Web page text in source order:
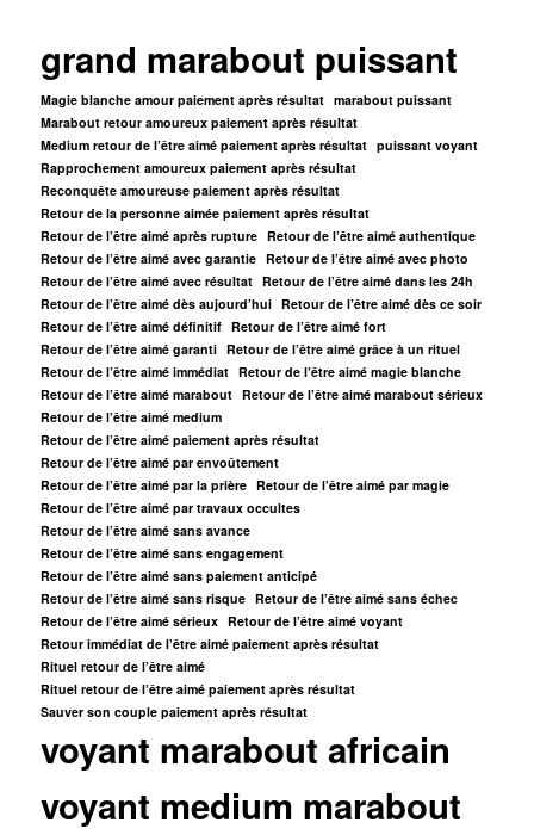
grand marabout puissant
Magie blanche amour paiement après résultat marabout puissant
Marabout retour amoureux paiement après résultat
Medium retour de l’être aimé paiement après résultat puissant voyant
Rapprochement amoureux paiement après résultat
Reconquête amoureuse paiement après résultat
Retour de la personne aimée paiement après résultat
Retour de l’être aimé après rupture Retour de l’être aimé authentique
Retour de l’être aimé avec garantie Retour de l’être aimé avec photo
Retour de l’être aimé avec résultat Retour de l’être aimé dans les 24h
Retour de l’être aimé dès aujourd’hui Retour de l’être aimé dès ce soir
Retour de l’être aimé définitif Retour de l’être aimé fort
Retour de l’être aimé garanti Retour de l’être aimé grâce à un rituel
Retour de l’être aimé immédiat Retour de l’être aimé magie blanche
Retour de l’être aimé marabout Retour de l’être aimé marabout sérieux
Retour de l’être aimé medium
Retour de l’être aimé paiement après résultat
Retour de l’être aimé par envoûtement
Retour de l’être aimé par la prière Retour de l’être aimé par magie
Retour de l’être aimé par travaux occultes
Retour de l’être aimé sans avance
Retour de l’être aimé sans engagement
Retour de l’être aimé sans paiement anticipé
Retour de l’être aimé sans risque Retour de l’être aimé sans échec
Retour de l’être aimé sérieux Retour de l’être aimé voyant
Retour immédiat de l’être aimé paiement après résultat
Rituel retour de l’être aimé
Rituel retour de l’être aimé paiement après résultat
Sauver son couple paiement après résultat
voyant marabout africain
voyant medium marabout